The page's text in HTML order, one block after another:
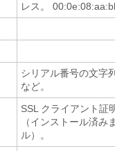
レス。
シリアル番号の文字
など。
SSL クライアント証
（インストール済み
ル）。